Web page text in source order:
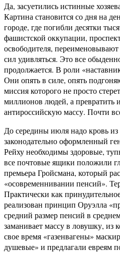
Да, засуетились истинные
Картина становится со дня на
городе, где погибли десятки
фашистской оккупации,
освободителя,
сил удивляться. Это все
продолжается. В роли
Они опять в силе, опять
миссия которого не просто
миллионов людей, а превратить
антироссийскую массу. Почти
До середины июля надо кровь из
законодательно оформленный
Рейху необходимы здоровые,
все почтовые ящики положили
премьера Гройсмана, который
«осовременнивании пенсий».
Практически как
реализован принцип Оруэлла
средний размер пенсий в
заманивает массу в ловушку, из
свое время «газенвагены»
душевые» и предлагали евреям